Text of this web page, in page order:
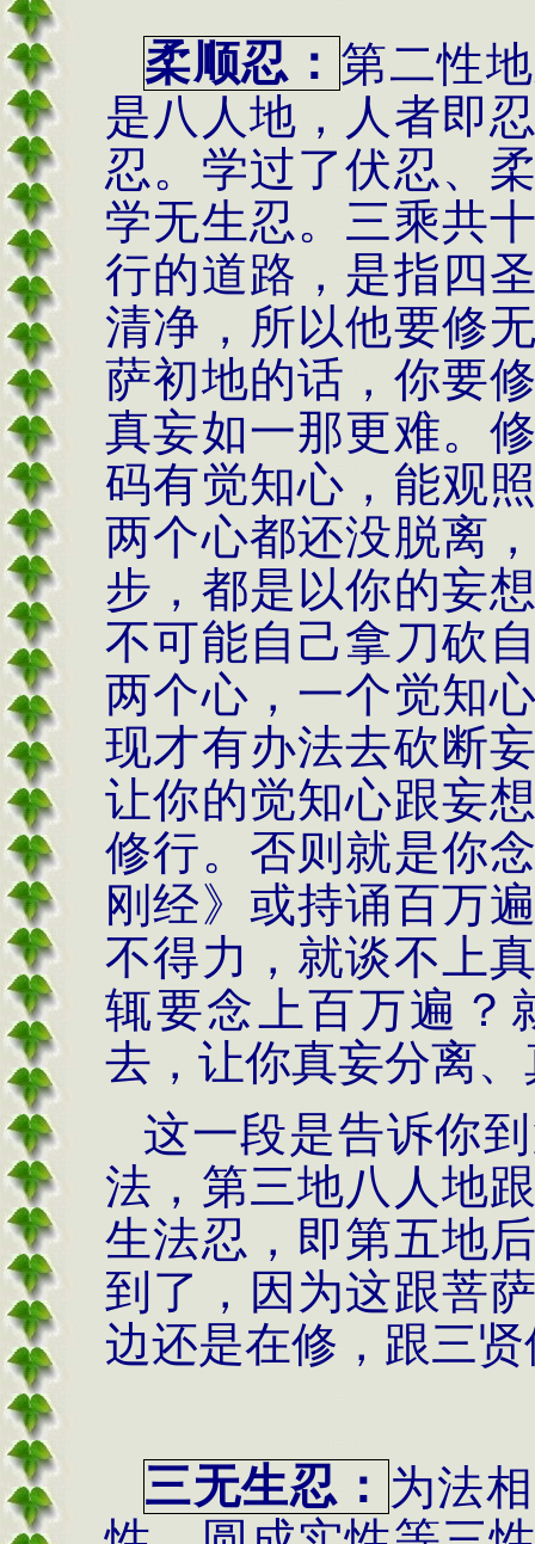
柔顺忍： 第二性
是八人地，人者即
忍。学过了伏忍、
学无生忍。三乘共
行的道路，是指四
清净，所以他要修
萨初地的话，你要
真妄如一那更难。
码有觉知心，能观
两个心都还没脱离
步，都是以你的妄
不可能自己拿刀砍
两个心，一个觉知
现才有办法去砍断
让你的觉知心跟妄
修行。否则就是你
刚经》或持诵百万
不得力，就谈不上
辄要念上百万遍？
去，让你真妄分离
这一段是告诉你
法，第三地八人地
生法忍，即第五地
到了，因为这跟菩
边还是在修，跟三
三无生忍： 为法